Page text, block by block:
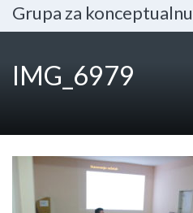
Grupa za
IMG_6979